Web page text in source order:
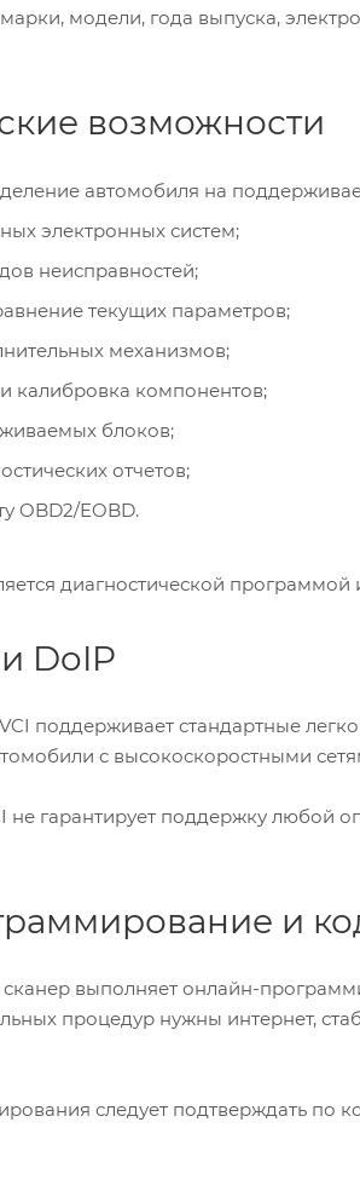
модели, года выпуска,
возможности
автомобиля на
электронных систем;
неисправностей;
текущих параметров;
механизмов;
калибровка компонентов;
блоков;
отчетов;
OBD2/EOBD.
диагностической
DoIP
поддерживает стандартные
с высокоскоростными
не гарантирует поддержку любой
и
выполняет онлайн-
процедур нужны интернет,
следует подтверждать по